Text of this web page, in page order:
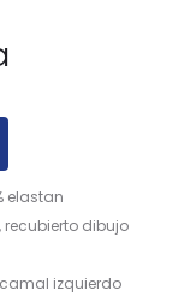
elastan
recubierto dibujo
izquierdo